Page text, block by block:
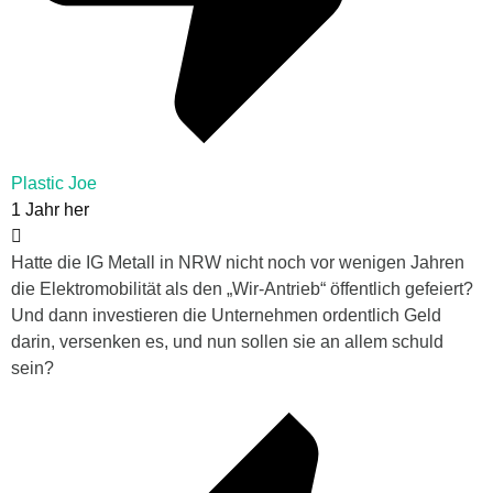
Plastic Joe
1 Jahr her
Hatte die IG Metall in NRW nicht noch vor wenigen Jahren
die Elektromobilität als den „Wir-Antrieb“ öffentlich gefeiert?
Und dann investieren die Unternehmen ordentlich Geld
darin, versenken es, und nun sollen sie an allem schuld
sein?